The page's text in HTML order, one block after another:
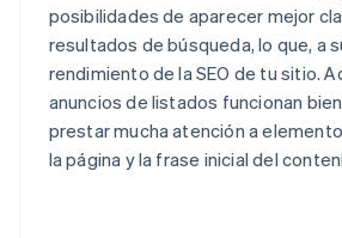
posibilidades de aparecer mejor
resultados de búsqueda, lo que, a
rendimiento de la SEO de tu sitio.
anuncios de listados funcionan
prestar mucha atención a
la página y la frase inicial del